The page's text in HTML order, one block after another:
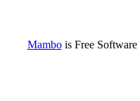
Mambois Free Software